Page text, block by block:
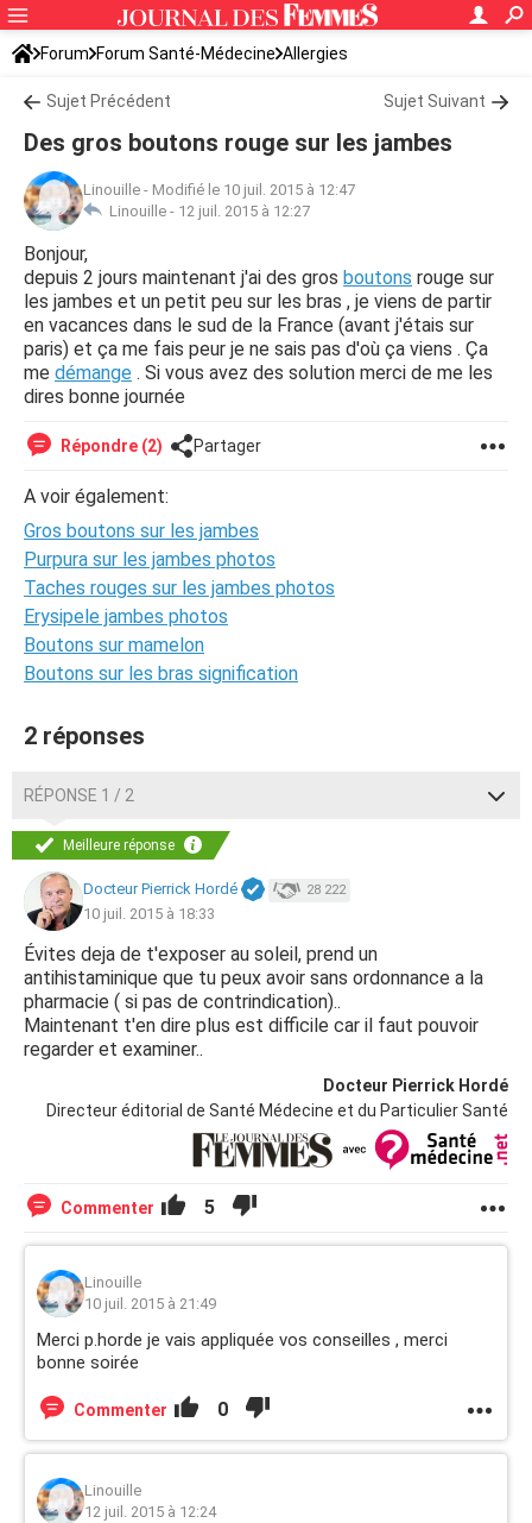
Forum Forum Santé-Médecine Allergies
Sujet Précédent Sujet Suivant
Des gros boutons rouge sur les jambes
Linouille - Modifié le 10 juil. 2015 à 12:47
Linouille - 12 juil. 2015 à 12:27
Bonjour,
depuis 2 jours maintenant j'ai des gros boutons rouge sur
les jambes et un petit peu sur les bras , je viens de partir
en vacances dans le sud de la France (avant j'étais sur
paris) et ça me fais peur je ne sais pas d'où ça viens . Ça
me démange . Si vous avez des solution merci de me les
dires bonne journée
Répondre (2) Partager
A voir également:
Gros boutons sur les jambes
Purpura sur les jambes photos
Taches rouges sur les jambes photos
Erysipele jambes photos
Boutons sur mamelon
Boutons sur les bras signification
2 réponses
RÉPONSE 1 / 2
Meilleure réponse
Docteur Pierrick Hordé 28 222
10 juil. 2015 à 18:33
Évites deja de t'exposer au soleil, prend un
antihistaminique que tu peux avoir sans ordonnance a la
pharmacie ( si pas de contrindication)..
Maintenant t'en dire plus est difficile car il faut pouvoir
regarder et examiner..
Docteur Pierrick Hordé
Directeur éditorial de Santé Médecine et du Particulier Santé
Commenter 5
Linouille
10 juil. 2015 à 21:49
Merci p.horde je vais appliquée vos conseilles , merci
bonne soirée
Commenter 0
Linouille
12 juil. 2015 à 12:24